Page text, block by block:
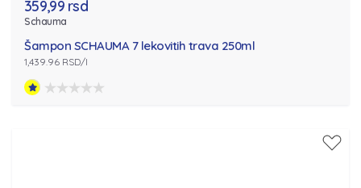
359,99 rsd
Schauma
Šampon SCHAUMA 7 lekovitih trava 250ml
1,439.96 RSD/l